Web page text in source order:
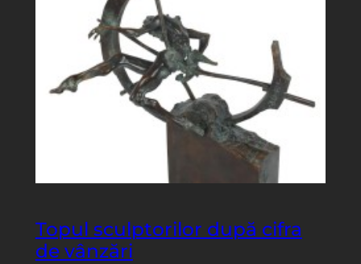
Topul sculptorilor după cifra
de vânzări